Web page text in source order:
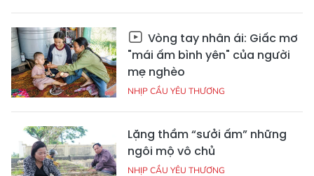
Vòng tay nhân ái: Giấc mơ
"mái ấm bình yên" của người
mẹ nghèo
NHỊP CẦU YÊU THƯƠNG
Lặng thầm “sưởi ấm” những
ngôi mộ vô chủ
NHỊP CẦU YÊU THƯƠNG